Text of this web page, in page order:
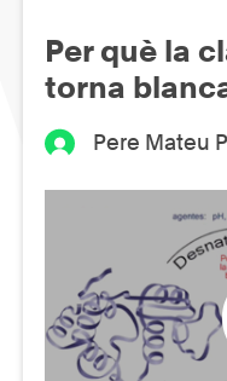
Per què la
torna
Pere Mateu